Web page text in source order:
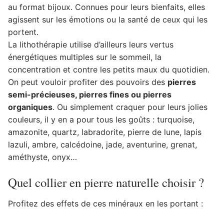
au format bijoux. Connues pour leurs bienfaits, elles
agissent sur les émotions ou la santé de ceux qui les
portent.
La lithothérapie utilise d’ailleurs leurs vertus
énergétiques multiples sur le sommeil, la
concentration et contre les petits maux du quotidien.
On peut vouloir profiter des pouvoirs des pierres
semi-précieuses, pierres fines ou pierres
organiques. Ou simplement craquer pour leurs jolies
couleurs, il y en a pour tous les goûts : turquoise,
amazonite, quartz, labradorite, pierre de lune, lapis
lazuli, ambre, calcédoine, jade, aventurine, grenat,
améthyste, onyx…
Quel collier en pierre naturelle choisir ?
Profitez des effets de ces minéraux en les portant :